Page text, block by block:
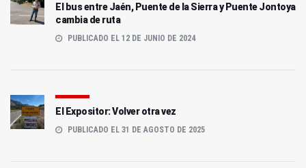
El bus entre Jaén, Puente de la Sierra y Puente Jontoya
cambia de ruta
PUBLICADO EL 12 DE JUNIO DE 2024
El Expositor: Volver otra vez
PUBLICADO EL 31 DE AGOSTO DE 2025